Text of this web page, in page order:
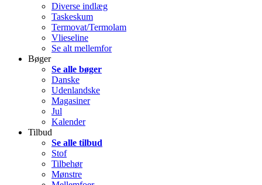
Diverse indlæg
Taskeskum
Termovat/Termolam
Vlieseline
Se alt mellemfor
Bøger
Se alle bøger
Danske
Udenlandske
Magasiner
Jul
Kalender
Tilbud
Se alle tilbud
Stof
Tilbehør
Mønstre